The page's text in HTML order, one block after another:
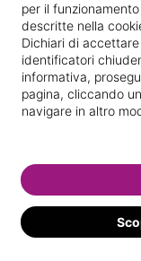
per il
descritte nella
Dichiari di accettare
identificatori
informativa,
pagina, cliccando
navigare in altro